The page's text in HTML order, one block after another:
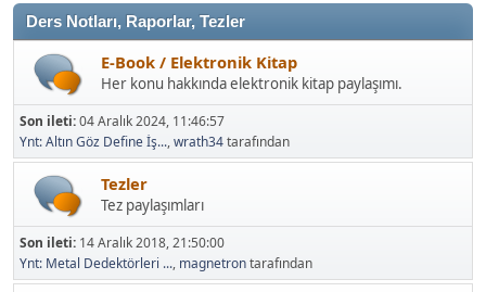
Ders Notları, Raporlar, Tezler
E-Book / Elektronik Kitap
Her konu hakkında elektronik kitap paylaşımı.
Son ileti:04 Aralık 2024, 11:46:57
Ynt: Altın Göz Define İş...,wrath34tarafından
Tezler
Tez paylaşımları
Son ileti: 14 Aralık 2018, 21:50:00
Ynt: Metal Dedektörleri ..., magnetrontarafından